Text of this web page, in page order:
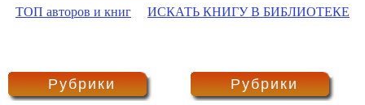
ТОП авторов и книг ИСКАТЬ КНИГУ В БИБЛИОТЕКЕ
Рубрики Рубрики